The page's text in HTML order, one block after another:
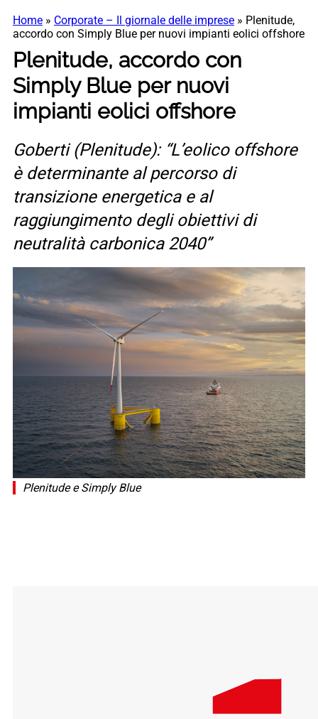
Home » Corporate – Il giornale delle imprese » Plenitude,
accordo con Simply Blue per nuovi impianti eolici offshore
Plenitude, accordo con
Simply Blue per nuovi
impianti eolici offshore
Goberti (Plenitude): “L’eolico offshore
è determinante al percorso di
transizione energetica e al
raggiungimento degli obiettivi di
neutralità carbonica 2040”
Plenitude e Simply Blue